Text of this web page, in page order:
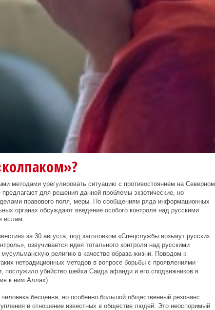
методами урегулировать ситуацию с противостоянием на Северном
для решения данной проблемы экзотические, но
правового поля, меры. По сообщениям ряда информационных
органах обсуждают введение особого контроля над русскими
ислам.
за 30 августа, под заголовком «Спецслужбы возьмут русских
озвучивается идея тотального контроля над русскими
религию в качестве образа жизни. Поводом к
нетрадиционных методов в вопросе борьбы с проявлениями
послужило убийство шейха Саида афанди и его сподвижников в
к ним Аллах).
бесценна, но особенно большой общественный резонанс
в отношение известных в обществе людей. Это неоспоримый